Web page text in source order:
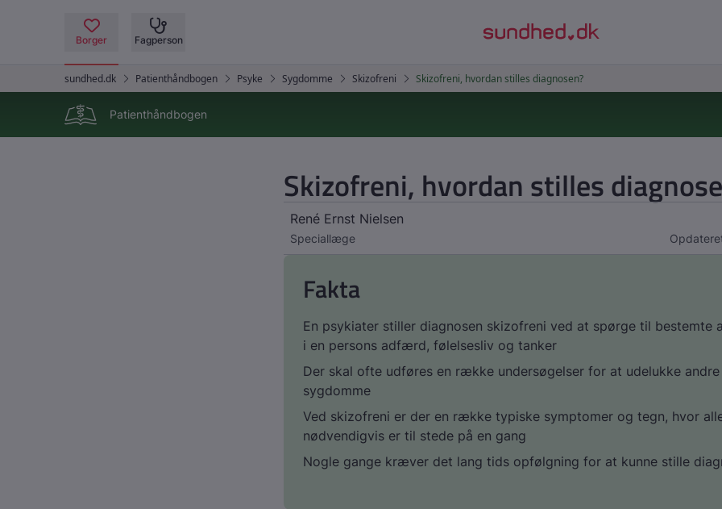
Patienthåndbogen
Skizofreni, hvordan stilles
René Ernst Nielsen
Speciallæge
Fakta
En psykiater stiller diagnosen skizofreni ved at spørge til bestemte
i en persons adfærd, følelsesliv og tanker
Der skal ofte udføres en række undersøgelser for at udelukke andre
sygdomme
Ved skizofreni er der en række typiske symptomer og tegn, hvor
nødvendigvis er til stede på en gang
Nogle gange kræver det lang tids opfølgning for at kunne stille